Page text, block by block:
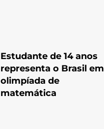
Estudante de 14 anos
representa o Brasil em
olimpíada de
matemática